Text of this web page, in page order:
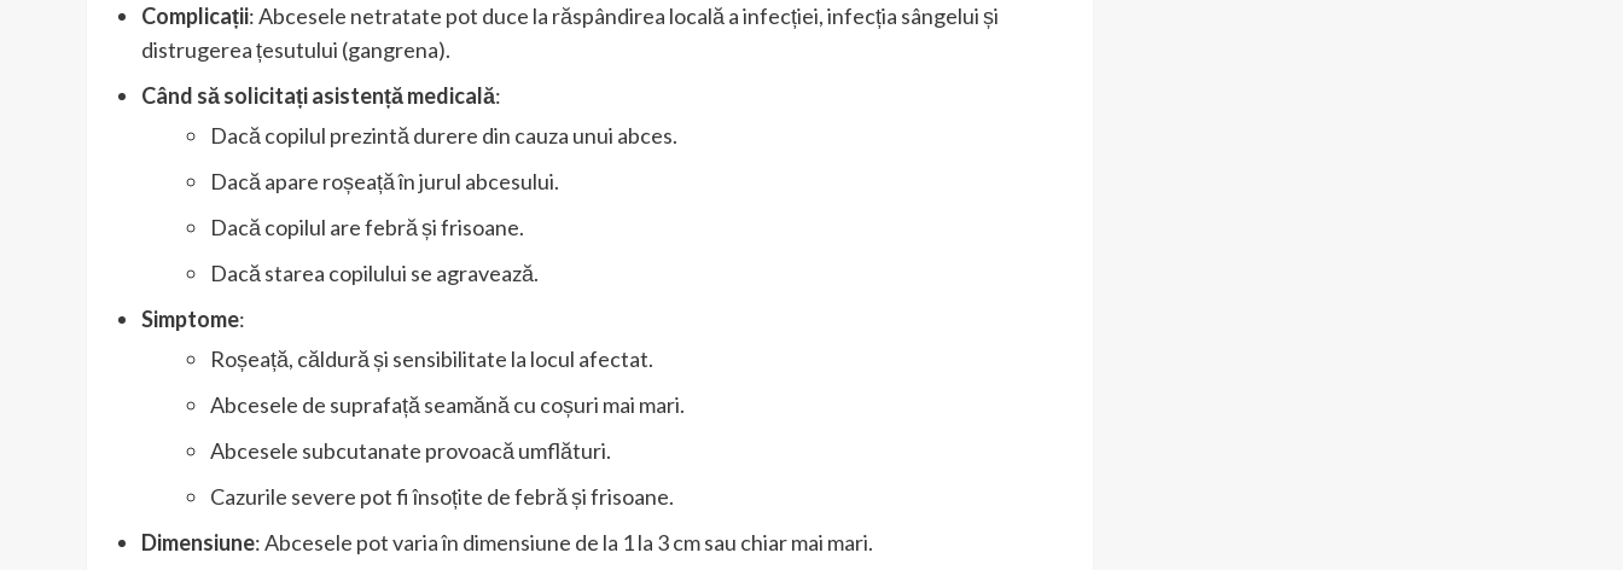
Complicații: Abcesele netratate pot duce la răspândirea locală a infecției, infecția sângelui și
distrugerea țesutului (gangrena).
Când să solicitați asistență medicală:
Dacă copilul prezintă durere din cauza unui abces.
Dacă apare roșeață în jurul abcesului.
Dacă copilul are febră și frisoane.
Dacă starea copilului se agravează.
Simptome:
Roșeață, căldură și sensibilitate la locul afectat.
Abcesele de suprafață seamănă cu coșuri mai mari.
Abcesele subcutanate provoacă umflături.
Cazurile severe pot fi însoțite de febră și frisoane.
Dimensiune: Abcesele pot varia în dimensiune de la 1 la 3 cm sau chiar mai mari.